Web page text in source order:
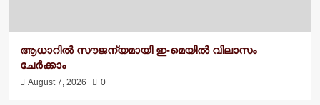
ആധാറിൽ സൗജന്യമായി ഇ-മെയിൽ വിലാസം
ചേർക്കാം
August 7, 2026 0